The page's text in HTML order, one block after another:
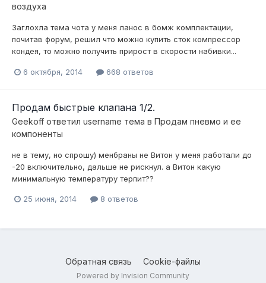
воздуха
Заглохла тема чота у меня ланос в бомж комплектации,
почитав форум, решил что можно купить сток компрессор
кондея, то можно получить прирост в скорости набивки...
6 октября, 2014 668 ответов
Продам быстрые клапана 1/2.
Geekoff ответил username тема в Продам пневмо и ее
компоненты
не в тему, но спрошу) менбраны не Витон у меня работали до
-20 включительно, дальше не рискнул. а Витон какую
минимальную температуру терпит??
25 июня, 2014 8 ответов
Обратная связь Cookie-файлы
Powered by Invision Community